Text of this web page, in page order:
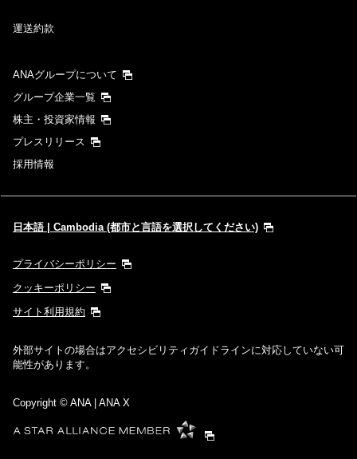
運送約款
ANAグループについて
グループ企業一覧
株主・投資家情報
プレスリリース
採用情報
日本語 | Cambodia (都市と言語を選択してください)
プライバシーポリシー
クッキーポリシー
サイト利用規約
外部サイトの場合はアクセシビリティガイドラインに対応していない可
能性があります。
Copyright © ANA | ANA X